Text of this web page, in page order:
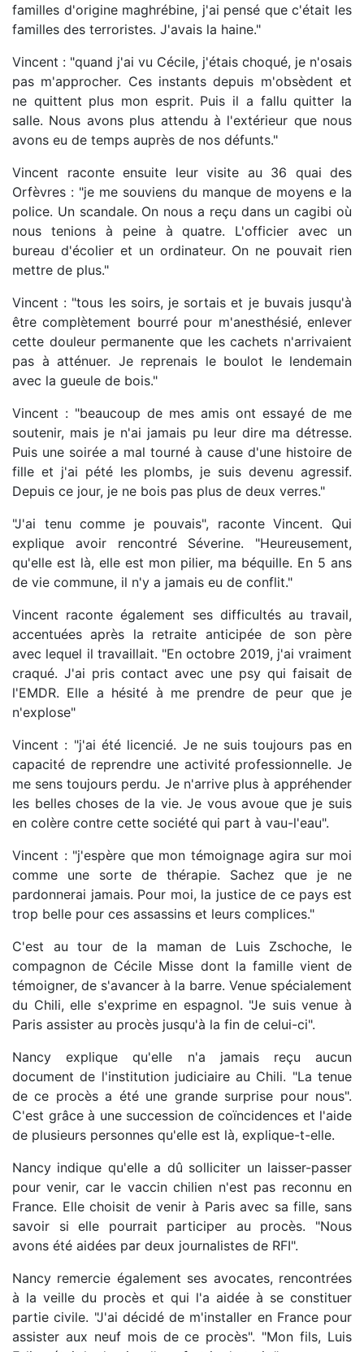
familles d'origine maghrébine, j'ai pensé que c'était les
familles des terroristes. J'avais la haine."
Vincent : "quand j'ai vu Cécile, j'étais choqué, je n'osais
pas m'approcher. Ces instants depuis m'obsèdent et
ne quittent plus mon esprit. Puis il a fallu quitter la
salle. Nous avons plus attendu à l'extérieur que nous
avons eu de temps auprès de nos défunts."
Vincent raconte ensuite leur visite au 36 quai des
Orfèvres : "je me souviens du manque de moyens e la
police. Un scandale. On nous a reçu dans un cagibi où
nous tenions à peine à quatre. L'officier avec un
bureau d'écolier et un ordinateur. On ne pouvait rien
mettre de plus."
Vincent : "tous les soirs, je sortais et je buvais jusqu'à
être complètement bourré pour m'anesthésié, enlever
cette douleur permanente que les cachets n'arrivaient
pas à atténuer. Je reprenais le boulot le lendemain
avec la gueule de bois."
Vincent : "beaucoup de mes amis ont essayé de me
soutenir, mais je n'ai jamais pu leur dire ma détresse.
Puis une soirée a mal tourné à cause d'une histoire de
fille et j'ai pété les plombs, je suis devenu agressif.
Depuis ce jour, je ne bois pas plus de deux verres."
"J'ai tenu comme je pouvais", raconte Vincent. Qui
explique avoir rencontré Séverine. "Heureusement,
qu'elle est là, elle est mon pilier, ma béquille. En 5 ans
de vie commune, il n'y a jamais eu de conflit."
Vincent raconte également ses difficultés au travail,
accentuées après la retraite anticipée de son père
avec lequel il travaillait. "En octobre 2019, j'ai vraiment
craqué. J'ai pris contact avec une psy qui faisait de
l'EMDR. Elle a hésité à me prendre de peur que je
n'explose"
Vincent : "j'ai été licencié. Je ne suis toujours pas en
capacité de reprendre une activité professionnelle. Je
me sens toujours perdu. Je n'arrive plus à appréhender
les belles choses de la vie. Je vous avoue que je suis
en colère contre cette société qui part à vau-l'eau".
Vincent : "j'espère que mon témoignage agira sur moi
comme une sorte de thérapie. Sachez que je ne
pardonnerai jamais. Pour moi, la justice de ce pays est
trop belle pour ces assassins et leurs complices."
C'est au tour de la maman de Luis Zschoche, le
compagnon de Cécile Misse dont la famille vient de
témoigner, de s'avancer à la barre. Venue spécialement
du Chili, elle s'exprime en espagnol. "Je suis venue à
Paris assister au procès jusqu'à la fin de celui-ci".
Nancy explique qu'elle n'a jamais reçu aucun
document de l'institution judiciaire au Chili. "La tenue
de ce procès a été une grande surprise pour nous".
C'est grâce à une succession de coïncidences et l'aide
de plusieurs personnes qu'elle est là, explique-t-elle.
Nancy indique qu'elle a dû solliciter un laisser-passer
pour venir, car le vaccin chilien n'est pas reconnu en
France. Elle choisit de venir à Paris avec sa fille, sans
savoir si elle pourrait participer au procès. "Nous
avons été aidées par deux journalistes de RFI".
Nancy remercie également ses avocates, rencontrées
à la veille du procès et qui l'a aidée à se constituer
partie civile. "J'ai décidé de m'installer en France pour
assister aux neuf mois de ce procès". "Mon fils, Luis